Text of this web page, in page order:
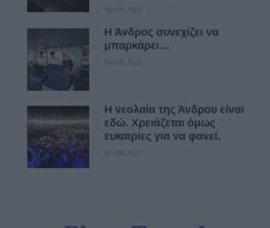
06/08/2026
Η Άνδρος συνεχίζει να
μπαρκάρει…
06/08/2026
Η νεολαία της Άνδρου είναι
εδώ. Χρειάζεται όμως
ευκαιρίες για να φανεί.
05/08/2026